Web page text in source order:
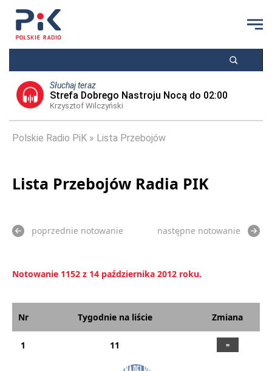
Słuchaj teraz
Strefa Dobrego Nastroju Nocą do 02:00
Krzysztof Wilczyński
Polskie Radio PiK Lista Przebojów
Lista Przebojów Radia PIK
poprzednie notowanie następne notowanie
Notowanie 1152 z 14 października 2012 roku.
Nr Tygodnie na liście Zmiana
1 11